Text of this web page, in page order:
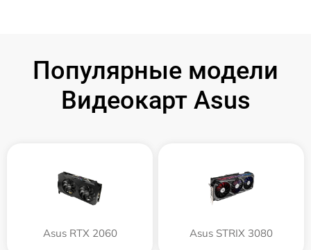
Популярные модели
Видеокарт Asus
Asus RTX 2060 Asus STRIX 3080